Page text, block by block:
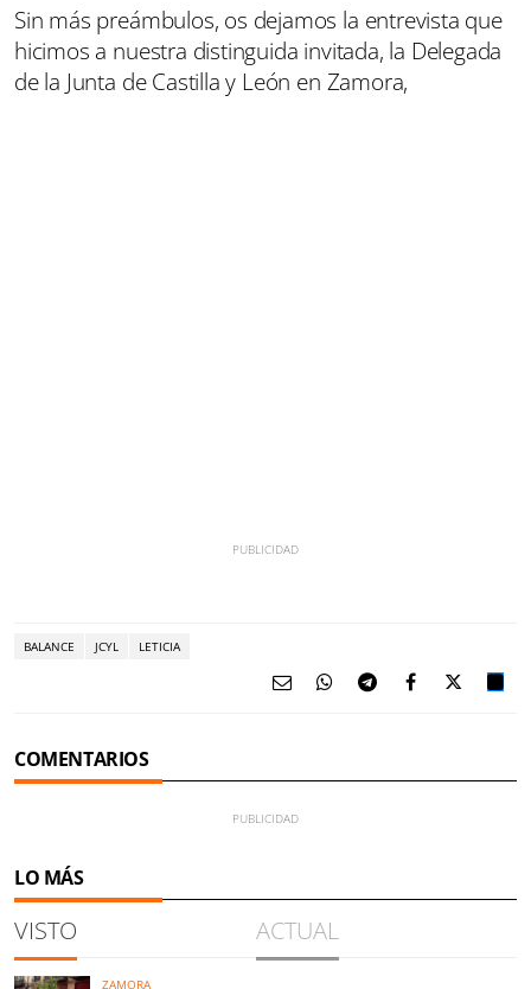
Sin más preámbulos, os dejamos la entrevista que
hicimos a nuestra distinguida invitada, la Delegada
de la Junta de Castilla y León en Zamora,
BALANCE JCYL LETICIA
COMENTARIOS
LO MÁS
VISTO ACTUAL
ZAMORA